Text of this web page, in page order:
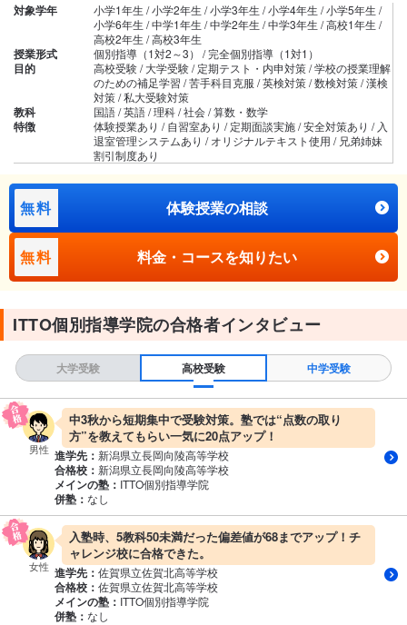
対象学年
小学1年生 / 小学2年生 / 小学3年生 / 小学4年生 / 小学5年生 /
小学6年生 / 中学1年生 / 中学2年生 / 中学3年生 / 高校1年生 /
高校2年生 / 高校3年生
授業形式 個別指導（1対2～3） / 完全個別指導（1対1）
目的
高校受験 / 大学受験 / 定期テスト・内申対策 / 学校の授業理解
のための補足学習 / 苦手科目克服 / 英検対策 / 数検対策 / 漢検
対策 / 私大受験対策
教科 国語 / 英語 / 理科 / 社会 / 算数・数学
特徴
体験授業あり / 自習室あり / 定期面談実施 / 安全対策あり / 入
退室管理システムあり / オリジナルテキスト使用 / 兄弟姉妹
割引制度あり
無料 体験授業の相談
無料 料金・コースを知りたい
ITTO個別指導学院の合格者インタビュー
大学受験 高校受験 中学受験
男性
中3秋から短期集中で受験対策。塾では“点数の取り
方”を教えてもらい一気に20点アップ！
進学先： 新潟県立長岡向陵高等学校
合格校： 新潟県立長岡向陵高等学校
メインの塾： ITTO個別指導学院
併塾： なし
女性
入塾時、5教科50未満だった偏差値が68までアップ！チ
ャレンジ校に合格できた。
進学先： 佐賀県立佐賀北高等学校
合格校： 佐賀県立佐賀北高等学校
メインの塾： ITTO個別指導学院
併塾： なし